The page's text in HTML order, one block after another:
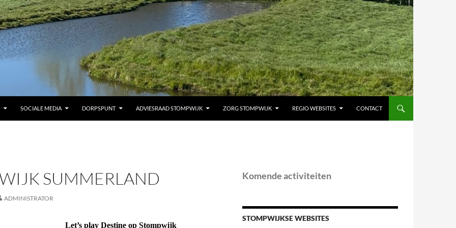
SOCIALE MEDIA DORPSPUNT ADVIESRAAD STOMPWIJK ZORG STOMPWIJK REGIO WEBSITES CONTACT
SUMMERLAND
ADMINISTRATOR
Let’s play Destine op Stompwijk
Komende activiteiten
STOMPWIJKSE WEBSITES